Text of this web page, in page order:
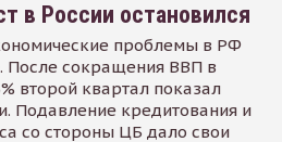
в России остановился
проблемы в РФ
После сокращения ВВП в
второй квартал показал
Подавление кредитования и
со стороны ЦБ дало свои